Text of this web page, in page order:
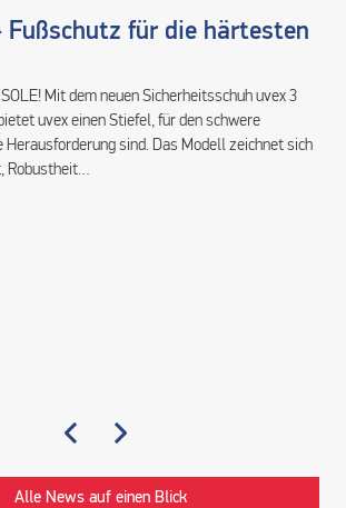
Fußschutz für die härtesten
Mit dem neuen Sicherheitsschuh uvex 3
uvex einen Stiefel, für den schwere
Herausforderung sind. Das Modell zeichnet sich
Robustheit…
Alle News auf einen Blick